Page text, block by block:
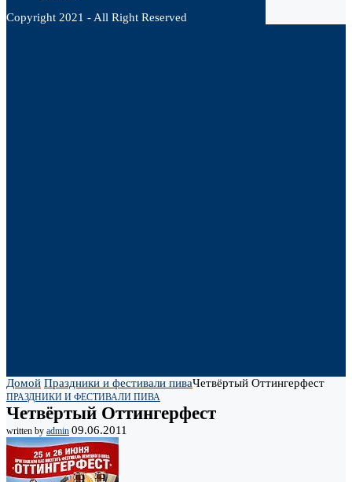
Copyright 2021 - All Right Reserved
Домой Праздники и фестивали пиваЧетвёртый Оттингерфест
ПРАЗДНИКИ И ФЕСТИВАЛИ ПИВА
Четвёртый Оттингерфест
written by admin 09.06.2011